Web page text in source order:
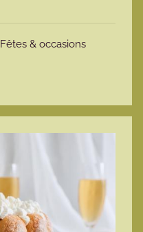
Fêtes & occasions